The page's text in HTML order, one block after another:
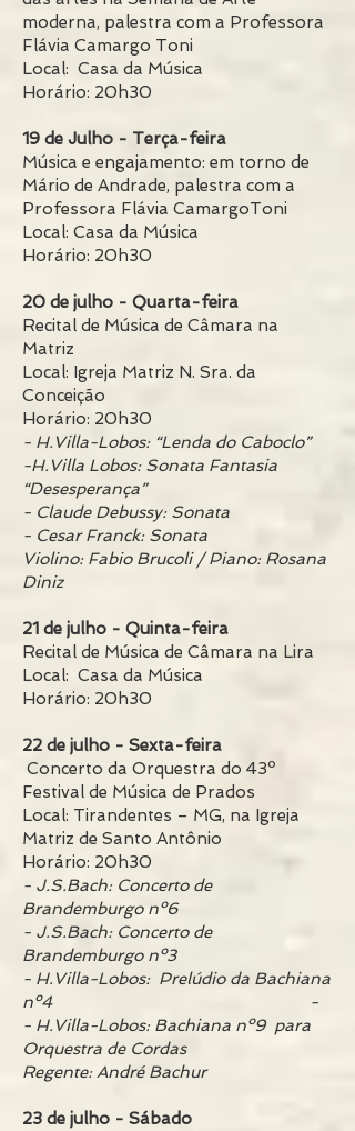
moderna, palestra com a Professora
Flávia Camargo Toni
Local: Casa da Música
Horário: 20h30
19 de Julho - Terça-feira
Música e engajamento: em torno de
Mário de Andrade, palestra com a
Professora Flávia CamargoToni
Local: Casa da Música
Horário: 20h30
20 de julho - Quarta-feira
Recital de Música de Câmara na
Matriz
Local: Igreja Matriz N. Sra. da
Conceição
Horário: 20h30
- H.Villa-Lobos: “Lenda do Caboclo”
-H.Villa Lobos: Sonata Fantasia
“Desesperança”
- Claude Debussy: Sonata
- Cesar Franck: Sonata
Violino: Fabio Brucoli / Piano: Rosana
Diniz
21 de julho - Quinta-feira
Recital de Música de Câmara na Lira
Local: Casa da Música
Horário: 20h30
22 de julho - Sexta-feira
Concerto da Orquestra do 43º
Festival de Música de Prados
Local: Tirandentes – MG, na Igreja
Matriz de Santo Antônio
Horário: 20h30
- J.S.Bach: Concerto de
Brandemburgo nº6
- J.S.Bach: Concerto de
Brandemburgo nº3
- H.Villa-Lobos: Prelúdio da Bachiana
nº4 -
- H.Villa-Lobos: Bachiana nº9 para
Orquestra de Cordas
Regente: André Bachur
23 de julho - Sábado